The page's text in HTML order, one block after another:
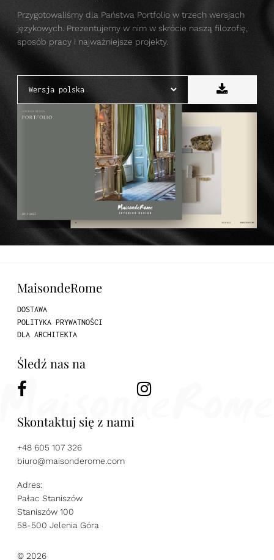
Przygotowaliśmy dla Państwa Portfolio w trzech wersjach
językowych. Prezentujemy w nim w skrócie naszą filozofię,
sposób pracy i najważniejsze projekty.
MaisondeRome
DOSTAWA
POLITYKA PRYWATNOŚCI
DLA ARCHITEKTA
Śledź nas na
Skontaktuj się z nami
+48 605 107 326
biuro@maisonderome.com
Adres:
Pałac Staniszów
Staniszów 100
58-500 Jelenia Góra
© 2026